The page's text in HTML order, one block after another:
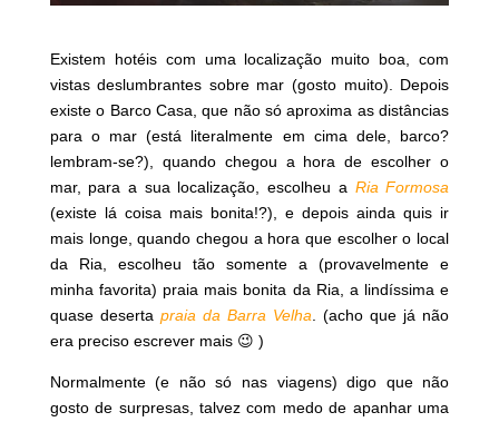
Existem hotéis com uma localização muito boa, com
vistas deslumbrantes sobre mar (gosto muito). Depois
existe o Barco Casa, que não só aproxima as distâncias
para o mar (está literalmente em cima dele, barco?
lembram-se?), quando chegou a hora de escolher o
mar, para a sua localização, escolheu a Ria Formosa
(existe lá coisa mais bonita!?), e depois ainda quis ir
mais longe, quando chegou a hora que escolher o local
da Ria, escolheu tão somente a (provavelmente e
minha favorita) praia mais bonita da Ria, a lindíssima e
quase deserta praia da Barra Velha . (acho que já não
era preciso escrever mais 😉 )
Normalmente (e não só nas viagens) digo que não
gosto de surpresas, talvez com medo de apanhar uma